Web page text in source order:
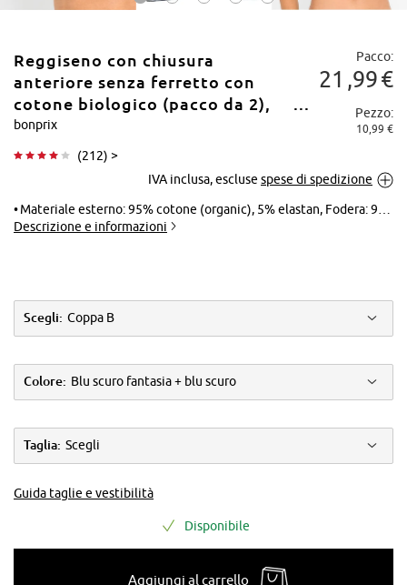
Reggiseno con chiusura
anteriore senza ferretto con
cotone biologico (pacco da 2),
Coppa B
bonprix
(212) >
Pacco:
21 99€
Pezzo:
10,99 €
IVA inclusa, escluse spese di spedizione
Materiale esterno: 95% cotone (organic), 5% elastan, Fodera: 95% cotone (organic), 5% elastan
Descrizione e informazioni
Scegli: Coppa B
Colore: Blu scuro fantasia + blu scuro
Taglia: Scegli
Guida taglie e vestibilità
Disponibile
Aggiungi al carrello